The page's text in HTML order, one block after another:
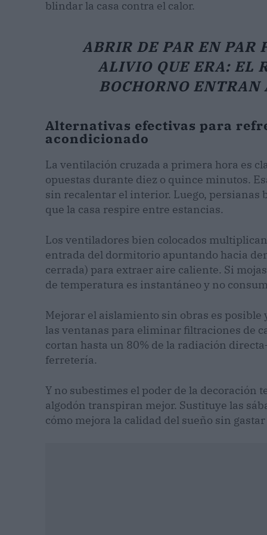
blindar la casa contra el calor.
ABRIR DE PAR EN PAR
ALIVIO QUE ERA: EL
BOCHORNO ENTRAN
Alternativas efectivas para
acondicionado
La ventilación cruzada a primera hora es
opuestas durante diez o quince minutos.
sin recalentar el interior. Luego, persianas
que la casa respire entre estancias.
Los ventiladores bien colocados
entrada del dormitorio apuntando hacia
cerrada) para extraer aire caliente. Si
de temperatura es instantáneo y no
Mejorar el aislamiento sin obras es
las ventanas para eliminar filtraciones de
cortan hasta un 80% de la radiación
ferretería.
Y no subestimes el poder de la decoración
algodón transpiran mejor. Sustituye las
cómo mejora la calidad del sueño sin